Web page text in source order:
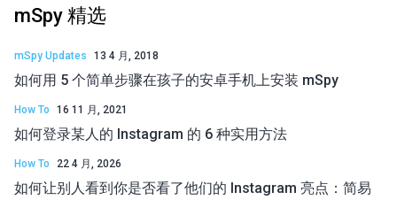
mSpy 精选
mSpy Updates 13 4 月, 2018
如何用 5 个简单步骤在孩子的安卓手机上安装 mSpy
How To 16 11 月, 2021
如何登录某人的 Instagram 的 6 种实用方法
How To 22 4 月, 2026
如何让别人看到你是否看了他们的 Instagram 亮点：简易